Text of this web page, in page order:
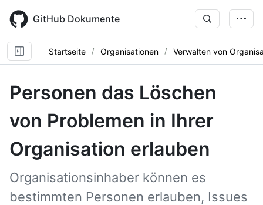
main
content
GitHub Dokumente
Startseite Organisationen Verwalten von
Personen das Löschen
von Problemen in Ihrer
Organisation erlauben
Organisationsinhaber können es
bestimmten Personen erlauben, Issues